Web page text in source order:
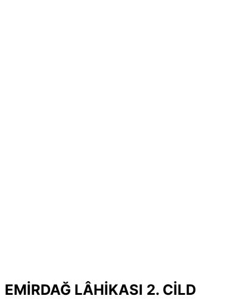
EMİRDAĞ LÂHİKASI 2. CİLD